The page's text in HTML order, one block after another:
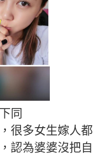
同
很多女生嫁人都
認為婆婆沒把自